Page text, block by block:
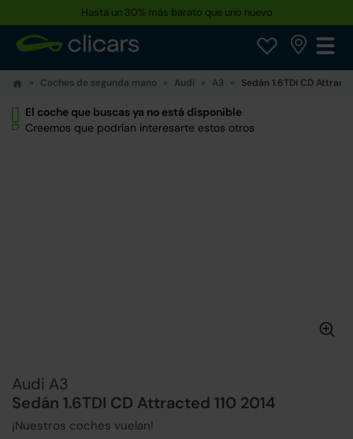
Hasta un 30% más barato que uno nuevo
Coches de segunda mano Audi A3 Sedán 1.6TDI CD
El coche que buscas ya no está disponible
Creemos que podrían interesarte estos otros
Audi A3
Sedán 1.6TDI CD Attracted 110 2014
¡Nuestros coches vuelan!